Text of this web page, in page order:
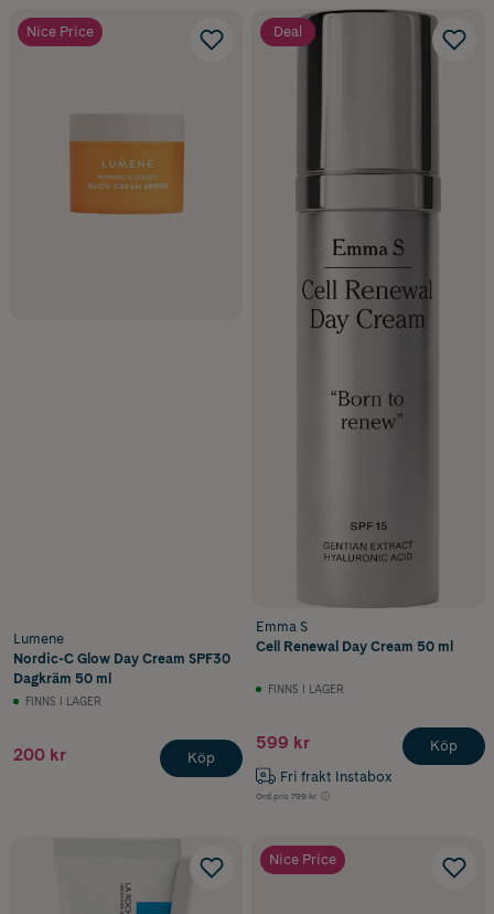
Nice Price
Lumene
Nordic-C Glow Day Cream SPF30
Dagkräm 50 ml
FINNS I LAGER
200 kr Köp
Deal
Emma S
Cell Renewal Day Cream 50 ml
FINNS I LAGER
599 kr
Fri frakt Instabox
Ord.pris 799 kr
Köp
Nice Price